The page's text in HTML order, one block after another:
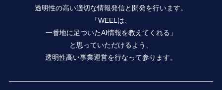
透明性の高い適切な情報発信と開発を行います。
「WEELは、
一番地に足ついたAI情報を教えてくれる」
と思っていただけるよう、
透明性高い事業運営を行なって参ります。